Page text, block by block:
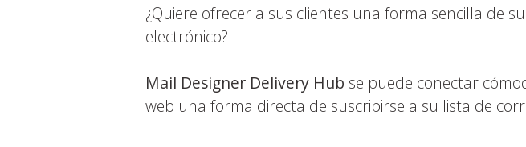
¿Quiere ofrecer a sus clientes una forma sencilla de
electrónico?
Mail Designer Delivery Hub se puede conectar
web una forma directa de suscribirse a su lista de